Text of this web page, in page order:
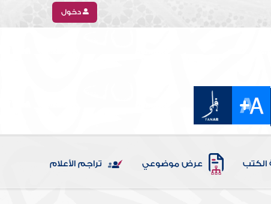
دخول
الكتب عرض موضوعي تراجم الأعلام